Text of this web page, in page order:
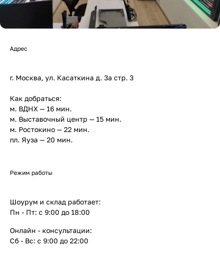
Адрес
г. Москва, ул. Касаткина д. 3а стр. 3
Как добраться:
м. ВДНХ — 16 мин.
м. Выставочный центр — 15 мин.
м. Ростокино — 22 мин.
пл. Яуза — 20 мин.
Режим работы
Шоурум и склад работает:
Пн - Пт: с 9:00 до 18:00
Онлайн - консультации:
Сб - Вс: с 9:00 до 22:00